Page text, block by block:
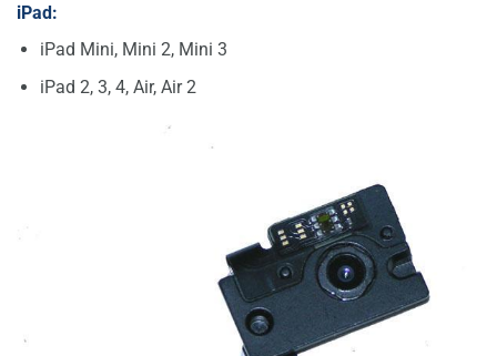
iPad:
iPad Mini, Mini 2, Mini 3
iPad 2, 3, 4, Air, Air 2